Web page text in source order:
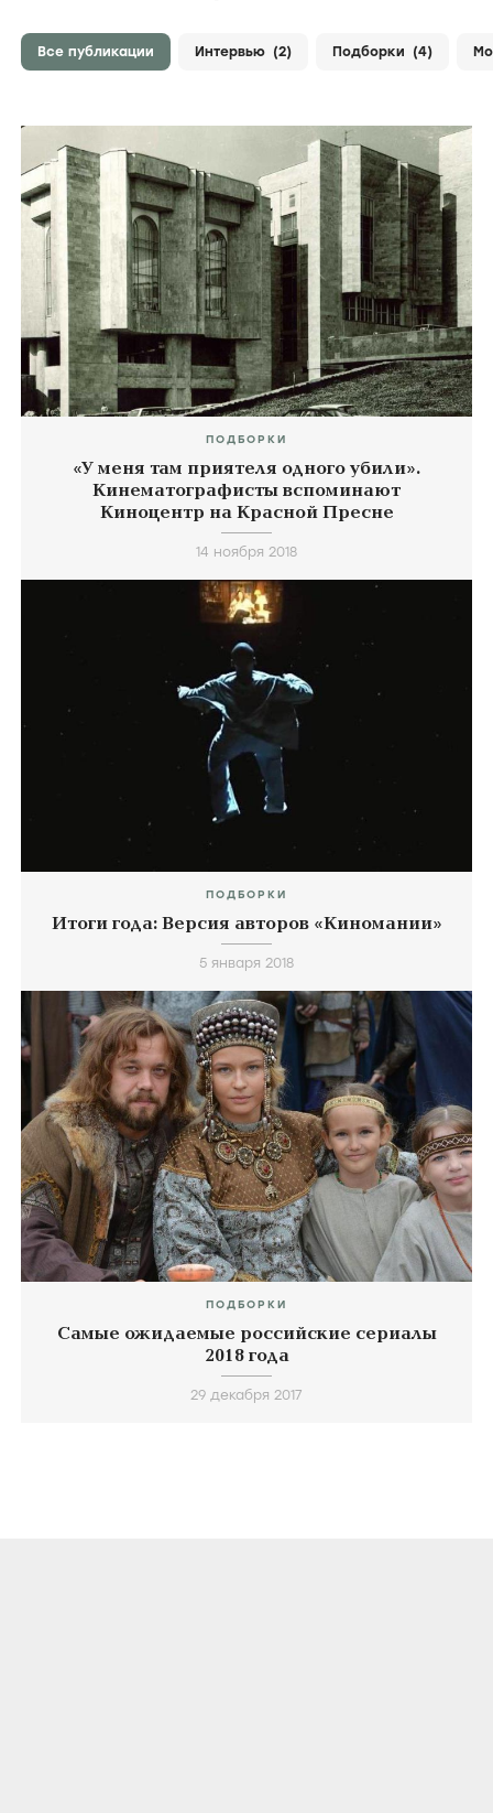
Все публикации Интервью (2) Подборки (4)
ПОДБОРКИ
«У меня там приятеля одного убили».
Кинематографисты вспоминают
Киноцентр на Красной Пресне
14 ноября 2018
ПОДБОРКИ
Итоги года: Версия авторов «Киномании»
5 января 2018
ПОДБОРКИ
Самые ожидаемые российские сериалы
2018 года
29 декабря 2017